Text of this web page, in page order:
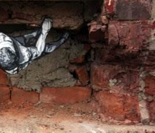
NEWS ///